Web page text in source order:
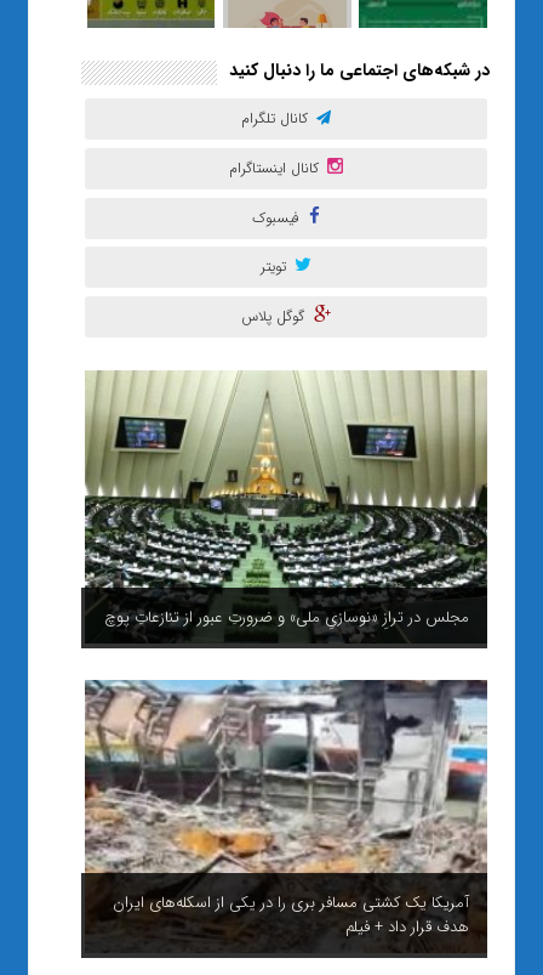
در شبکه‌های اجتماعی ما را دنبال کنید
کانال تلگرام
کانال اینستاگرام
فیسبوک
تویتر
گوگل پلاس
مجلس در ترازِ «نوسازیِ ملی» و ضرورتِ عبور از تنازعاتِ پوچ
آمریکا یک کشتی مسافر بری را در یکی از اسکله‌های ایران
هدف قرار داد + فیلم